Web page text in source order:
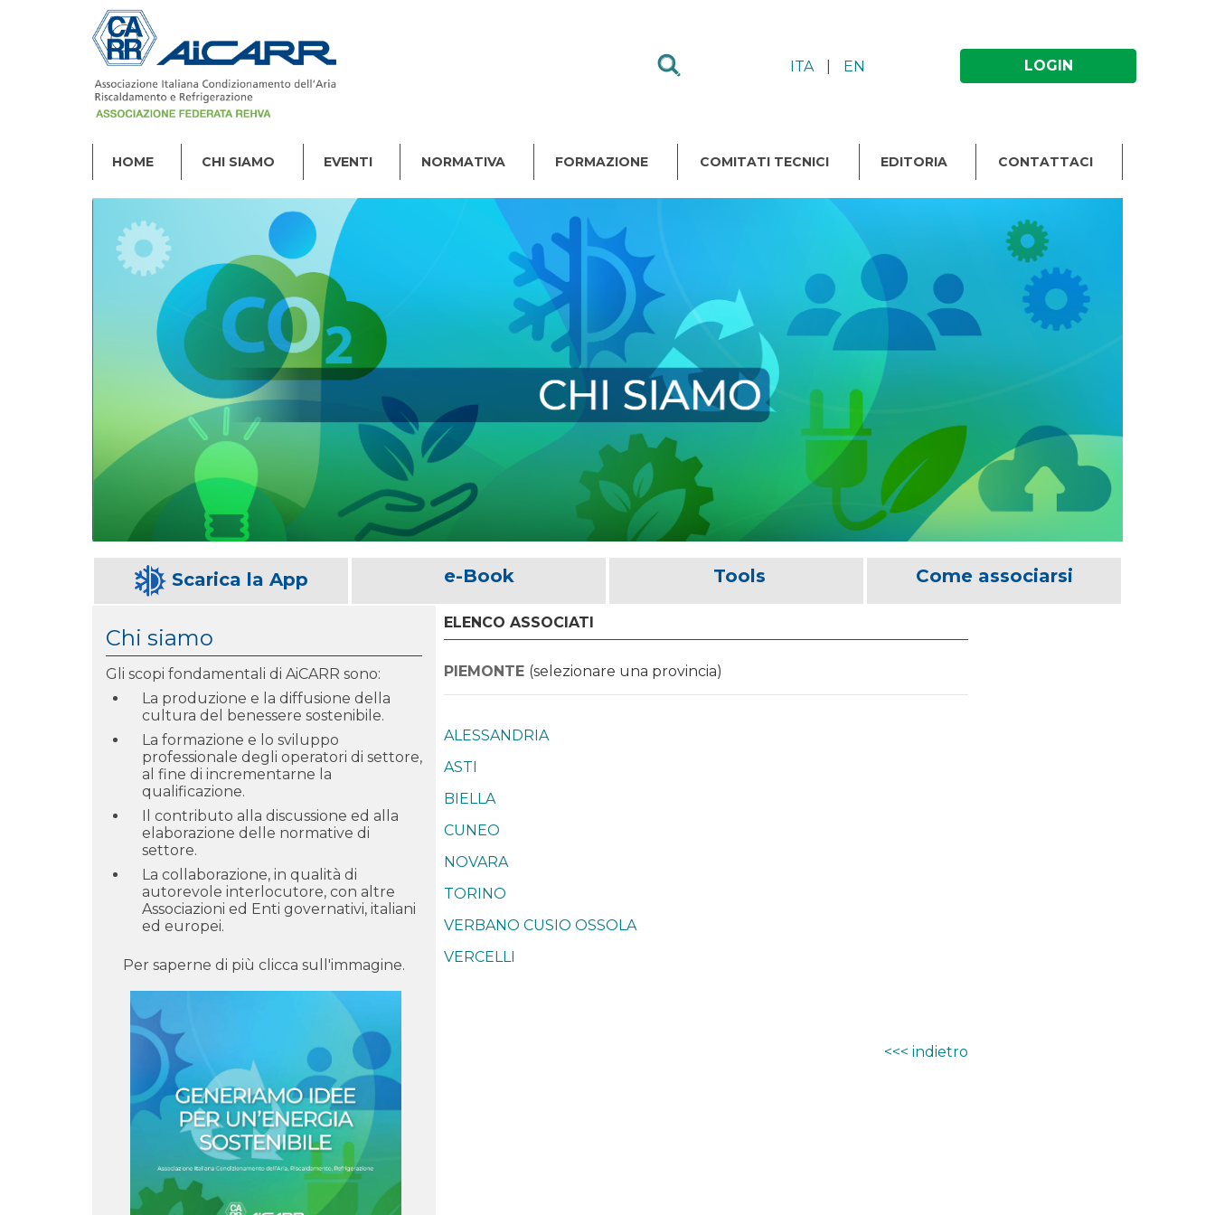
ITA EN LOGIN
HOME CHI SIAMO EVENTI NORMATIVA FORMAZIONE COMITATI TECNICI EDITORIA CONTATTACI
Scarica la App e-Book Tools Come associarsi
Chi siamo
Gli scopi fondamentali di AiCARR sono:
La produzione e la diffusione della
cultura del benessere sostenibile.
La formazione e lo sviluppo
professionale degli operatori di settore,
al fine di incrementarne la
qualificazione.
Il contributo alla discussione ed alla
elaborazione delle normative di
settore.
La collaborazione, in qualità di
autorevole interlocutore, con altre
Associazioni ed Enti governativi, italiani
ed europei.
Per saperne di più clicca sull'immagine.
ELENCO ASSOCIATI
PIEMONTE (selezionare una provincia)
ALESSANDRIA
ASTI
BIELLA
CUNEO
NOVARA
TORINO
VERBANO CUSIO OSSOLA
VERCELLI
<<< indietro